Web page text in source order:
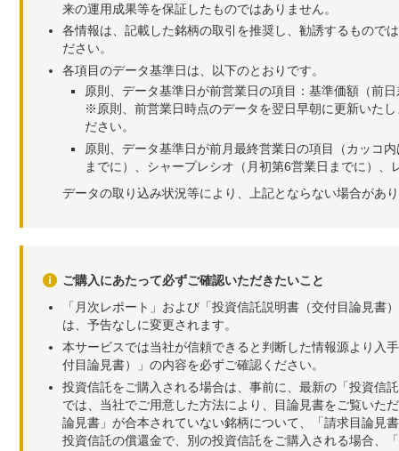
来の運用成果等を保証したものではありません。
各情報は、記載した銘柄の取引を推奨し、勧誘するもので
ださい。
各項目のデータ基準日は、以下のとおりです。
原則、データ基準日が前営業日の項目：基準価額（前
※原則、前営業日時点のデータを翌日早朝に更新いた
ださい。
原則、データ基準日が前月最終営業日の項目（カッコ
までに）、シャープレシオ（月初第6営業日までに）
データの取り込み状況等により、上記とならない場合があ
ご購入にあたって必ずご確認いただきたいこと
「月次レポート」および「投資信託説明書（交付目論見
は、予告なしに変更されます。
本サービスでは当社が信頼できると判断した情報源より入
付目論見書）」の内容を必ずご確認ください。
投資信託をご購入される場合は、事前に、最新の「投資信
では、当社でご用意した方法により、目論見書をご覧いた
論見書」が合本されていない銘柄について、「請求目論見
投資信託の償還金で、別の投資信託をご購入される場合、